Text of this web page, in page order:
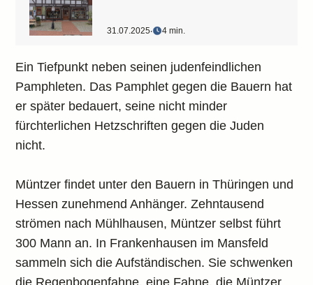
31.07.2025‧ 4 min.
Ein Tiefpunkt neben seinen judenfeindlichen
Pamphleten. Das Pamphlet gegen die Bauern hat
er später bedauert, seine nicht minder
fürchterlichen Hetzschriften gegen die Juden
nicht.
Müntzer findet unter den Bauern in Thüringen und
Hessen zunehmend Anhänger. Zehntausend
strömen nach Mühlhausen, Müntzer selbst führt
300 Mann an. In Frankenhausen im Mansfeld
sammeln sich die Aufständischen. Sie schwenken
die Regenbogenfahne, eine Fahne, die Müntzer